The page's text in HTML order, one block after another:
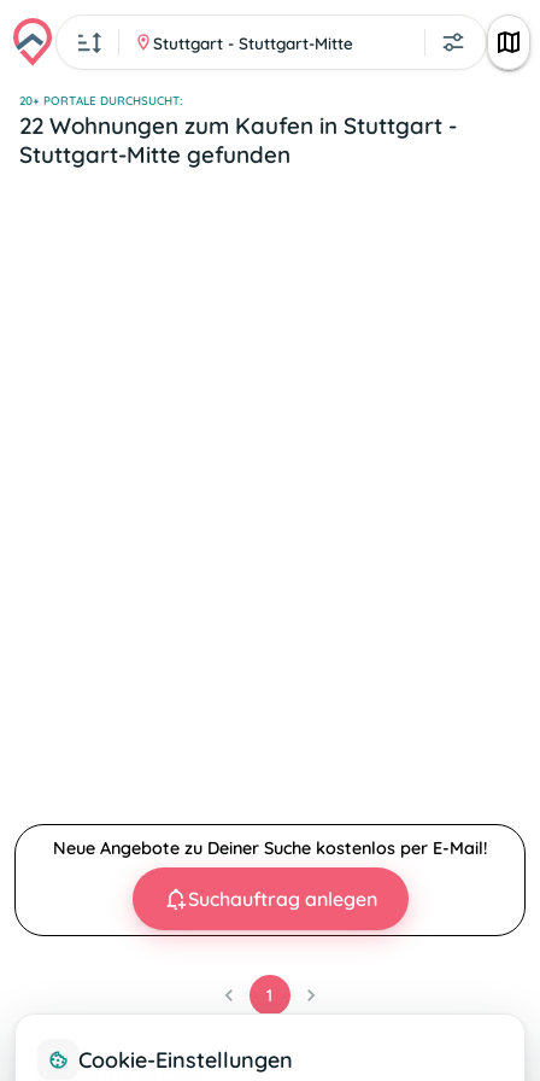
Stuttgart - Stuttgart-Mitte
20+ PORTALE DURCHSUCHT:
22 Wohnungen zum Kaufen in Stuttgart -
Stuttgart-Mitte gefunden
Neue Angebote zu Deiner Suche kostenlos per E-Mail!
Suchauftrag anlegen
1
Cookie-Einstellungen